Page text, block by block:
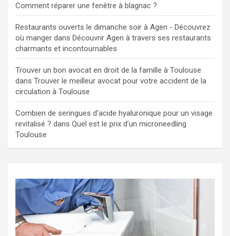
Comment réparer une fenêtre à blagnac ?
Restaurants ouverts le dimanche soir à Agen - Découvrez
où manger dans Découvrir Agen à travers ses restaurants
charmants et incontournables
Trouver un bon avocat en droit de la famille à Toulouse
dans Trouver le meilleur avocat pour votre accident de la
circulation à Toulouse
Combien de seringues d'acide hyaluronique pour un visage
revitalisé ? dans Quel est le prix d’un microneedling
Toulouse